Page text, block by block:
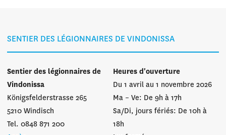
SENTIER DES LÉGIONNAIRES DE VINDONISSA
Sentier des légionnaires de
Vindonissa
Königsfelderstrasse 265
5210 Windisch
Tel. 0848 871 200
Heures d'ouverture
Du 1 avril au 1 novembre 2026
Ma – Ve: De 9h à 17h
Sa/Di, jours fériés: De 10h à
18h